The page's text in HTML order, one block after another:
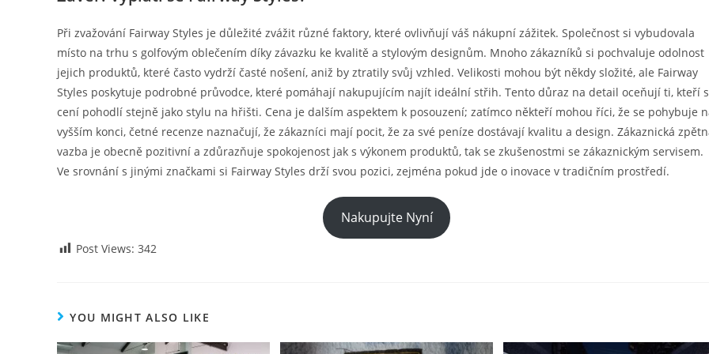
Při zvažování Fairway Styles je důležité zvážit různé faktory, které ovlivňují váš nákupní zážitek. Společnost si vybudovala
místo na trhu s golfovým oblečením díky závazku ke kvalitě a stylovým designům. Mnoho zákazníků si pochvaluje odolnost
jejich produktů, které často vydrží časté nošení, aniž by ztratily svůj vzhled. Velikosti mohou být někdy složité, ale Fairway
Styles poskytuje podrobné průvodce, které pomáhají nakupujícím najít ideální střih. Tento důraz na detail oceňují ti, kteří
cení pohodlí stejně jako stylu na hřišti. Cena je dalším aspektem k posouzení; zatímco někteří mohou říci, že se pohybuje
vyšším konci, četné recenze naznačují, že zákazníci mají pocit, že za své peníze dostávají kvalitu a design. Zákaznická
vazba je obecně pozitivní a zdůrazňuje spokojenost jak s výkonem produktů, tak se zkušenostmi se zákaznickým servisem.
Ve srovnání s jinými značkami si Fairway Styles drží svou pozici, zejména pokud jde o inovace v tradičním prostředí.
Nakupujte Nyní
Post Views: 342
YOU MIGHT ALSO LIKE